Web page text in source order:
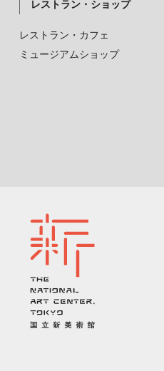
レストラン・ショップ
レストラン・カフェ
ミュージアムショップ